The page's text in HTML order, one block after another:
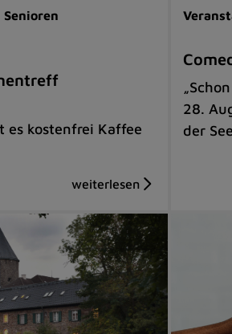
Senioren
es kostenfrei Kaffee
28.
der